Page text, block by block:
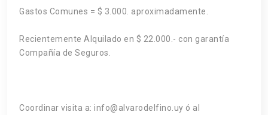
Gastos Comunes = $ 3.000. aproximadamente.
Recientemente Alquilado en $ 22.000.- con garantía
Compañía de Seguros.
Coordinar visita a: info@alvarodelfino.uy ó al